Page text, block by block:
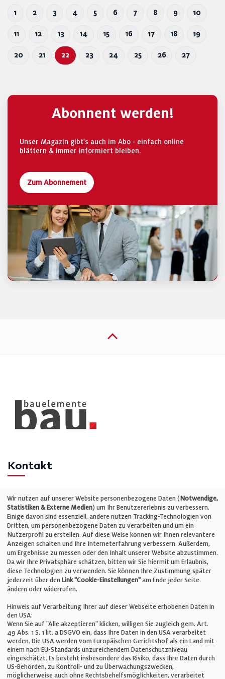
1 2 3 4 5 6 7 8 9 10
11 12 13 14 15 16 17 18 19
20 21 22 23 24 25 26 27
Abonnent werden!
Unser Magazin gibt's auch im Abo - einfach online
blättern & immer informiert bleiben.
Zum Abonnement
Kontakt
Telefon: +49 (0)711 2585563-0
E-Mail:info@bauelemente-bau.eu
Unternehmen
Impressum
Cookie-Einstellungen
AGB
Wir nutzen auf unserer Website personenbezogene Daten (Notwendige,
Statistiken & Externe Medien) um Ihr Benutzererlebnis zu verbessern.
Einige davon sind essenziell, andere nutzen Tracking-Technologien von
Dritten, um personenbezogene Daten zu verarbeiten und um ein
Nutzerprofil zu erstellen. Auf diese Weise können wir Ihnen relevantere
Anzeigen schalten und Ihre Interneterfahrung verbessern. Außerdem,
um Ergebnisse zu messen oder den Inhalt unserer Website abzustimmen.
Da wir Ihre Privatsphäre schätzen, bitten wir Sie hiermit um Erlaubnis,
diese Technologien zu verwenden. Sie können Ihre Zustimmung später
jederzeit über den Link "Cookie-Einstellungen" am Ende jeder Seite
ändern oder widerrufen.
Hinweis auf Verarbeitung Ihrer auf dieser Webseite erhobenen Daten in
den USA:
Wenn Sie auf "Alle akzeptieren" klicken, willigen Sie zugleich gem. Art.
49 Abs. 1 S. 1 lit. a DSGVO ein, dass Ihre Daten in den USA verarbeitet
werden. Die USA werden vom Europäischen Gerichtshof als ein Land mit
einem nach EU-Standards unzureichendem Datenschutzniveau
eingeschätzt. Es besteht insbesondere das Risiko, dass Ihre Daten durch
US-Behörden, zu Kontroll- und zu Überwachungszwecken,
möglicherweise auch ohne Rechtsbehelfsmöglichkeiten, verarbeitet